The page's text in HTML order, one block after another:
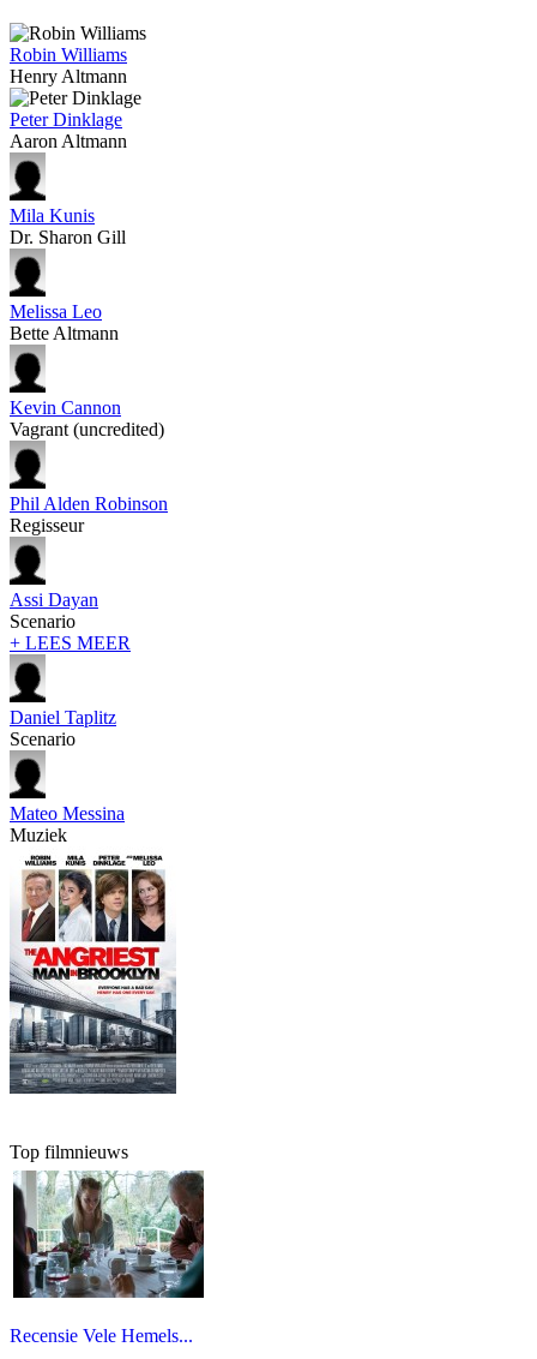
Robin Williams
Henry Altmann
Peter Dinklage
Aaron Altmann
Mila Kunis
Dr. Sharon Gill
Melissa Leo
Bette Altmann
Kevin Cannon
Vagrant (uncredited)
Phil Alden Robinson
Regisseur
Assi Dayan
Scenario
+ LEES MEER
Daniel Taplitz
Scenario
Mateo Messina
Muziek
Top filmnieuws
Recensie Vele Hemels...